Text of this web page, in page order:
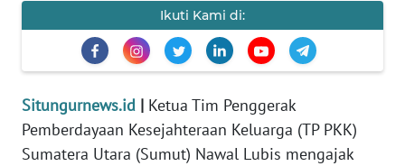
Ikuti Kami di:
Situngurnews.id | Ketua Tim Penggerak
Pemberdayaan Kesejahteraan Keluarga (TP PKK)
Sumatera Utara (Sumut) Nawal Lubis mengajak
KARIR
DISCLAIMER
Wahana
News
Regional